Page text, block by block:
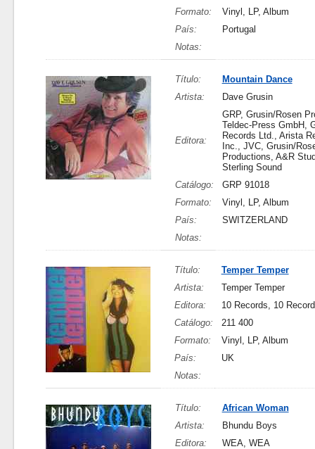
Formato:
Vinyl, LP, Album
País:
Portugal
Notas:
Título:
Mountain Dance
Artista:
Dave Grusin
Editora:
GRP, Grusin/Rosen
Teldec-Press GmbH,
Records Ltd., Arista
Inc., JVC, Grusin/
Productions, A&R
Sterling Sound
Catálogo:
GRP 91018
Formato:
Vinyl, LP, Album
País:
SWITZERLAND
Notas:
Título:
Temper Temper
Artista:
Temper Temper
Editora:
10 Records, 10
Catálogo:
211 400
Formato:
Vinyl, LP, Album
País:
UK
Notas:
Título:
African Woman
Artista:
Bhundu Boys
Editora:
WEA, WEA